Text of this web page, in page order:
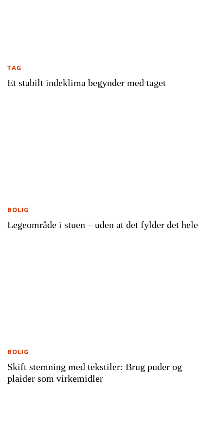
Et stabilt indeklima begynder med taget
TAG
Legeområde i stuen – uden at det fylder det hele
BOLIG
Skift stemning med tekstiler: Brug puder og
plaider som virkemidler
BOLIG